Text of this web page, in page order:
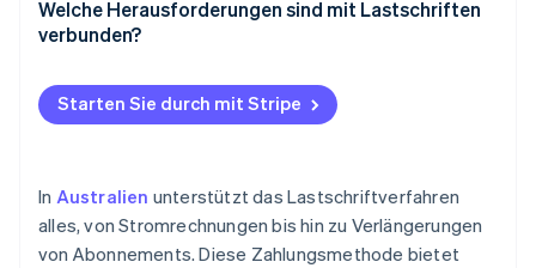
Integration in ein Zahlungssystem
Compliance und Autorisierungen
Geringere Zahlungskosten
Geringere Anzahl fehlgeschlagener Zahlungen
Einfache wiederkehrende Zahlungen
Welche Herausforderungen sind mit Lastschriften
verbunden?
Fehlgeschlagene Zahlungen
Angefochtene Zahlungen
Kundenvertrauen
Starten Sie durch mit Stripe
In Australien unterstützt das Lastschriftverfahren
alles, von Stromrechnungen bis hin zu Verlängerungen
von Abonnements. Diese Zahlungsmethode bietet